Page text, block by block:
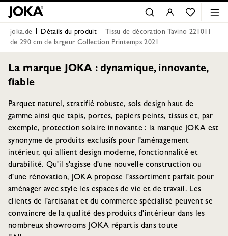
joka.de Détails du produit
Tissu de décoration Tavino 221011
de 290 cm de largeur Collection Printemps 2021
La marque JOKA : dynamique, innovante,
fiable
Parquet naturel, stratifié robuste, sols design haut de
gamme ainsi que tapis, portes, papiers peints, tissus et, par
exemple, protection solaire innovante : la marque JOKA est
synonyme de produits exclusifs pour l'aménagement
intérieur, qui allient design moderne, fonctionnalité et
durabilité. Qu'il s'agisse d'une nouvelle construction ou
d'une rénovation, JOKA propose l'assortiment parfait pour
aménager avec style les espaces de vie et de travail. Les
clients de l'artisanat et du commerce spécialisé peuvent se
convaincre de la qualité des produits d'intérieur dans les
nombreux showrooms JOKA répartis dans toute